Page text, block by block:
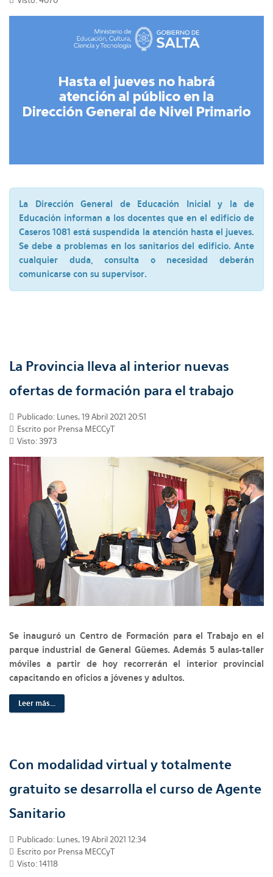
La Dirección General de Educación Inicial y la de
Educación informan a los docentes que en el edificio de
Caseros 1081 está suspendida la atención hasta el jueves.
Se debe a problemas en los sanitarios del edificio. Ante
cualquier duda, consulta o necesidad deberán
comunicarse con su supervisor.
La Provincia lleva al interior nuevas
ofertas de formación para el trabajo
Publicado: Lunes, 19 Abril 2021 20:51
Escrito por Prensa MECCyT
Visto: 3973
Se inauguró un Centro de Formación para el Trabajo en el
parque industrial de General Güemes. Además 5 aulas-taller
móviles a partir de hoy recorrerán el interior provincial
capacitando en oficios a jóvenes y adultos.
Leer más...
Con modalidad virtual y totalmente
gratuito se desarrolla el curso de Agente
Sanitario
Publicado: Lunes, 19 Abril 2021 12:34
Escrito por Prensa MECCyT
Visto: 14118